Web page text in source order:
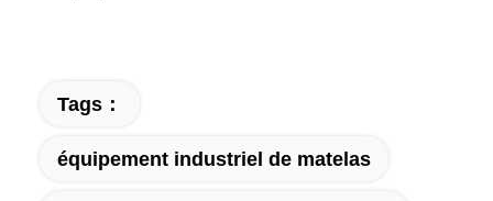
Tags：
équipement industriel de matelas